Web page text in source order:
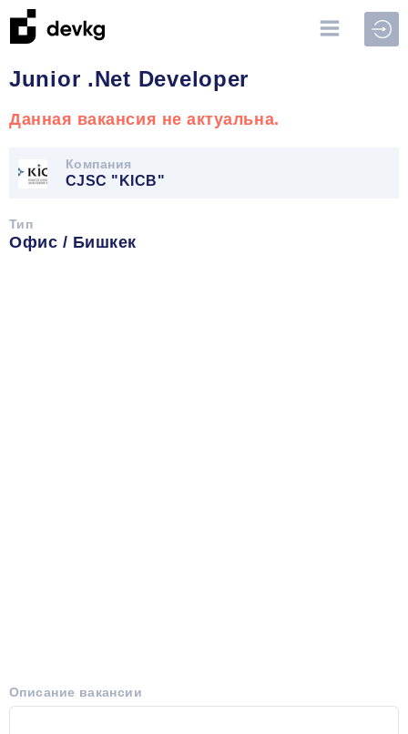
Junior .Net Developer
Данная вакансия не актуальна.
Компания
CJSC "KICB"
Тип
Офис / Бишкек
Описание вакансии